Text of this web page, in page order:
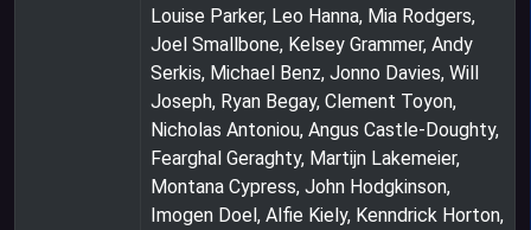
Louise Parker, Leo Hanna, Mia Rodgers,
Joel Smallbone, Kelsey Grammer, Andy
Serkis, Michael Benz, Jonno Davies, Will
Joseph, Ryan Begay, Clement Toyon,
Nicholas Antoniou, Angus Castle-Doughty,
Fearghal Geraghty, Martijn Lakemeier,
Montana Cypress, John Hodgkinson,
Imogen Doel, Alfie Kiely, Kenndrick Horton,